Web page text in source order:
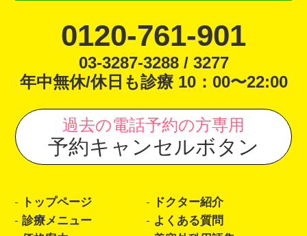
0120-761-901
03-3287-3288 / 3277
年中無休/休日も診療 10：00〜22:00
過去の電話予約の方専用
予約キャンセルボタン
トップページ
ドクター紹介
診療メニュー
よくある質問